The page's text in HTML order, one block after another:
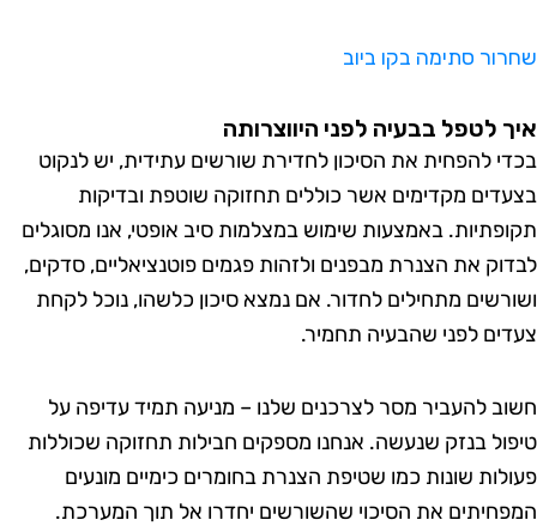
סתימה בקו ביוב
לטפל בבעיה לפני היווצרותה
להפחית את הסיכון לחדירת שורשים עתידית, יש לנקוט
מקדימים אשר כוללים תחזוקה שוטפת ובדיקות
באמצעות שימוש במצלמות סיב אופטי, אנו מסוגלים
את הצנרת מבפנים ולזהות פגמים פוטנציאליים, סדקים,
מתחילים לחדור. אם נמצא סיכון כלשהו, נוכל לקחת
לפני שהבעיה תחמיר.
להעביר מסר לצרכנים שלנו – מניעה תמיד עדיפה על
בנזק שנעשה. אנחנו מספקים חבילות תחזוקה שכוללות
שונות כמו שטיפת הצנרת בחומרים כימיים מונעים
את הסיכוי שהשורשים יחדרו אל תוך המערכת.